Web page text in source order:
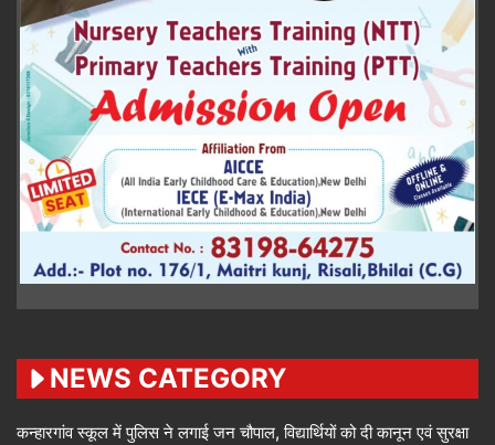
NEWS CATEGORY
कन्हारगांव स्कूल में पुलिस ने लगाई जन चौपाल, विद्यार्थियों को दी कानून एवं सुरक्षा